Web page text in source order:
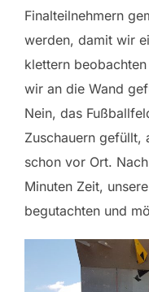
Finalteilnehmern
werden, damit wir
klettern
wir an die Wand
Nein, das
Zuschauern gefüllt,
schon vor Ort.
Minuten Zeit,
begutachten und